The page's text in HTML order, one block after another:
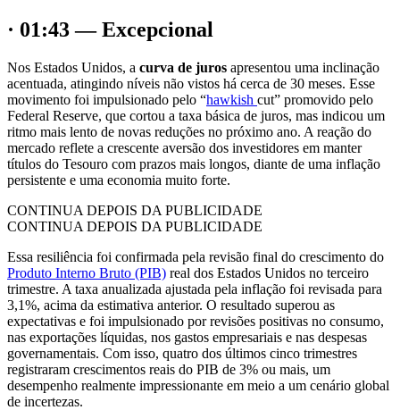
· 01:43 — Excepcional
Nos Estados Unidos, a curva de juros apresentou uma inclinação
acentuada, atingindo níveis não vistos há cerca de 30 meses. Esse
movimento foi impulsionado pelo “hawkish cut” promovido pelo
Federal Reserve, que cortou a taxa básica de juros, mas indicou um
ritmo mais lento de novas reduções no próximo ano. A reação do
mercado reflete a crescente aversão dos investidores em manter
títulos do Tesouro com prazos mais longos, diante de uma inflação
persistente e uma economia muito forte.
CONTINUA DEPOIS DA PUBLICIDADE
CONTINUA DEPOIS DA PUBLICIDADE
Essa resiliência foi confirmada pela revisão final do crescimento do
Produto Interno Bruto (PIB) real dos Estados Unidos no terceiro
trimestre. A taxa anualizada ajustada pela inflação foi revisada para
3,1%, acima da estimativa anterior. O resultado superou as
expectativas e foi impulsionado por revisões positivas no consumo,
nas exportações líquidas, nos gastos empresariais e nas despesas
governamentais. Com isso, quatro dos últimos cinco trimestres
registraram crescimentos reais do PIB de 3% ou mais, um
desempenho realmente impressionante em meio a um cenário global
de incertezas.